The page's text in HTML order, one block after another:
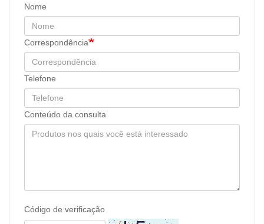
Nome
Correspondência
Telefone
Conteúdo da consulta
Código de verificação